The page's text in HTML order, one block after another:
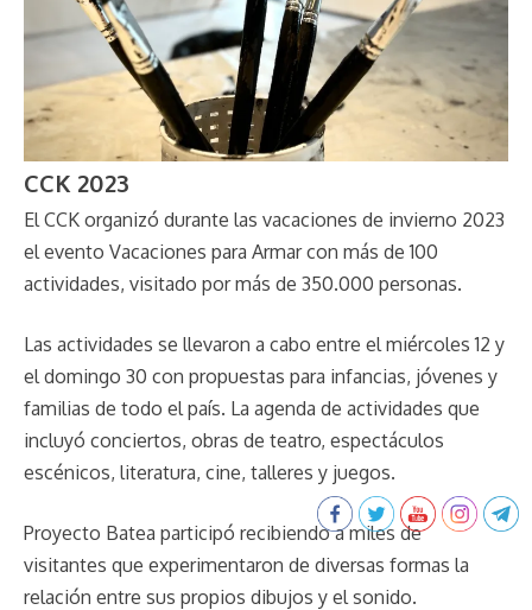
CCK 2023
El CCK organizó durante las vacaciones de invierno 2023
el evento Vacaciones para Armar con más de 100
actividades, visitado por más de 350.000 personas.
Las actividades se llevaron a cabo entre el miércoles 12 y
el domingo 30 con propuestas para infancias, jóvenes y
familias de todo el país. La agenda de actividades que
incluyó conciertos, obras de teatro, espectáculos
escénicos, literatura, cine, talleres y juegos.
Proyecto Batea participó recibiendo a miles de
visitantes que experimentaron de diversas formas la
relación entre sus propios dibujos y el sonido.